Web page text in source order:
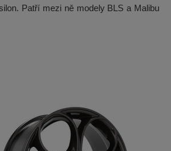
Patří mezi ně modely BLS a Malibu